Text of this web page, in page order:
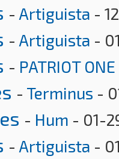
- Artiguista -
- Artiguista -
- PATRIOT ONE
- Terminus -
- Hum - 01-
- Artiguista -